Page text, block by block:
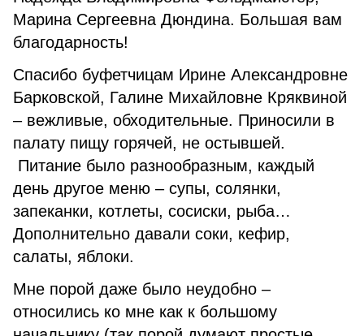
Марина Сергеевна Дюндина. Большая вам
благодарность!
Спасибо буфетчицам Ирине Александровне
Барковской, Галине Михайловне Кряквиной
– вежливые, обходительные. Приносили в
палату пищу горячей, не остывшей.
Питание было разнообразным, каждый
день другое меню – супы, солянки,
запеканки, котлеты, сосиски, рыба…
Дополнительно давали соки, кефир,
салаты, яблоки.
Мне порой даже было неудобно –
относились ко мне как к большому